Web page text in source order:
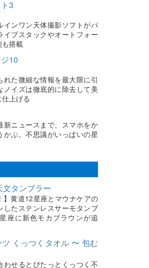
3
インワン天体撮影ソフトがパ
イブスタックやオートフォー
搭載
10
れた微細な情報を最大限に引
ノイズは徹底的に除去して美
上げる
新ニュースまで、スマホをか
かぶ。不思議がいっぱいの星
文タンブラー
】黄道12星座とマウナケアの
したステンレスサーモタンブ
座に新色モカブラウンが追
くっつくタオル 〜 包む
わせるとぴたっとくっつく不